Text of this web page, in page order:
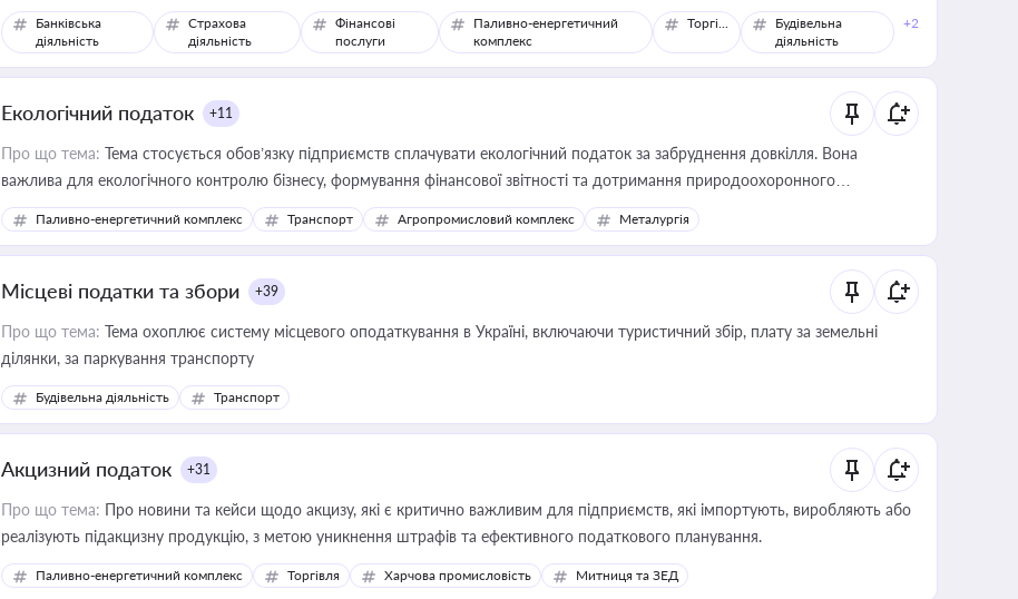
Банківська
діяльність
Страхова
діяльність
Фінансові
послуги
Паливно-енергетичний
комплекс
Торгівля
Будівельна
діяльність
+2
Екологічний податок +11
Про що тема: Тема стосується обов’язку підприємств сплачувати екологічний податок за забруднення довкілля. Вона
важлива для екологічного контролю бізнесу, формування фінансової звітності та дотримання природоохоронного
законодавства
Паливно-енергетичний комплекс Транспорт Агропромисловий комплекс Металургія
Місцеві податки та збори +39
Про що тема: Тема охоплює систему місцевого оподаткування в Україні, включаючи туристичний збір, плату за земельні
ділянки, за паркування транспорту
Будівельна діяльність Транспорт
Акцизний податок +31
Про що тема: Про новини та кейси щодо акцизу, які є критично важливим для підприємств, які імпортують, виробляють або
реалізують підакцизну продукцію, з метою уникнення штрафів та ефективного податкового планування.
Паливно-енергетичний комплекс Торгівля Харчова промисловість Митниця та ЗЕД